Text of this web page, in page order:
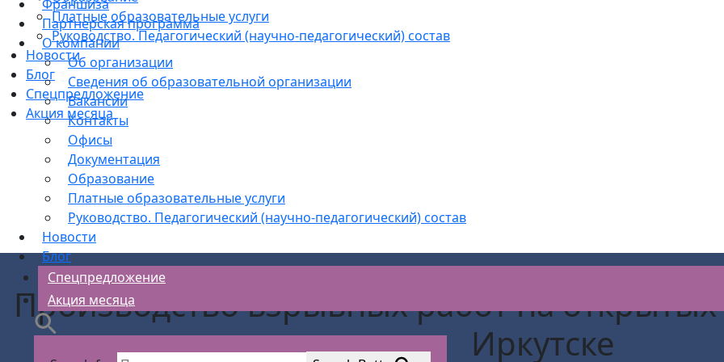
Платные образовательные услуги
Руководство. Педагогический (научно-педагогический) состав
Новости
Блог
Спецпредложение
Акция месяца
Франшиза
Партнерская программа
О компании
Об организации
Сведения об образовательной организации
Вакансии
Контакты
Офисы
Документация
Образование
Платные образовательные услуги
Руководство. Педагогический (научно-педагогический) состав
Новости
Блог
Спецпредложение
Акция месяца
Производство взрывных работ на
Иркутске